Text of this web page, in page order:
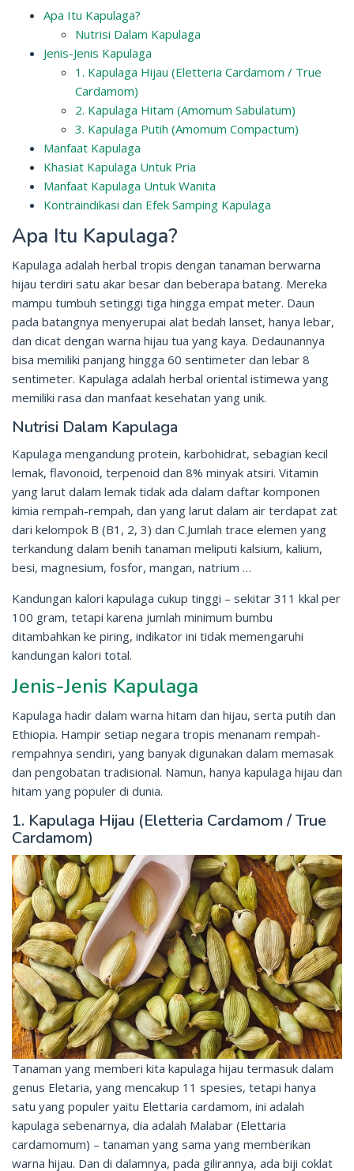
Apa Itu Kapulaga?
Nutrisi Dalam Kapulaga
Jenis-Jenis Kapulaga
1. Kapulaga Hijau (Eletteria Cardamom / True
Cardamom)
2. Kapulaga Hitam (Amomum Sabulatum)
3. Kapulaga Putih (Amomum Compactum)
Manfaat Kapulaga
Khasiat Kapulaga Untuk Pria
Manfaat Kapulaga Untuk Wanita
Kontraindikasi dan Efek Samping Kapulaga
Apa Itu Kapulaga?
Kapulaga adalah herbal tropis dengan tanaman berwarna
hijau terdiri satu akar besar dan beberapa batang. Mereka
mampu tumbuh setinggi tiga hingga empat meter. Daun
pada batangnya menyerupai alat bedah lanset, hanya lebar,
dan dicat dengan warna hijau tua yang kaya. Dedaunannya
bisa memiliki panjang hingga 60 sentimeter dan lebar 8
sentimeter. Kapulaga adalah herbal oriental istimewa yang
memiliki rasa dan manfaat kesehatan yang unik.
Nutrisi Dalam Kapulaga
Kapulaga mengandung protein, karbohidrat, sebagian kecil
lemak, flavonoid, terpenoid dan 8% minyak atsiri. Vitamin
yang larut dalam lemak tidak ada dalam daftar komponen
kimia rempah-rempah, dan yang larut dalam air terdapat zat
dari kelompok B (B1, 2, 3) dan C.Jumlah trace elemen yang
terkandung dalam benih tanaman meliputi kalsium, kalium,
besi, magnesium, fosfor, mangan, natrium …
Kandungan kalori kapulaga cukup tinggi – sekitar 311 kkal per
100 gram, tetapi karena jumlah minimum bumbu
ditambahkan ke piring, indikator ini tidak memengaruhi
kandungan kalori total.
Jenis-Jenis Kapulaga
Kapulaga hadir dalam warna hitam dan hijau, serta putih dan
Ethiopia. Hampir setiap negara tropis menanam rempah-
rempahnya sendiri, yang banyak digunakan dalam memasak
dan pengobatan tradisional. Namun, hanya kapulaga hijau dan
hitam yang populer di dunia.
1. Kapulaga Hijau (Eletteria Cardamom / True
Cardamom)
Tanaman yang memberi kita kapulaga hijau termasuk dalam
genus Eletaria, yang mencakup 11 spesies, tetapi hanya
satu yang populer yaitu Elettaria cardamom, ini adalah
kapulaga sebenarnya, dia adalah Malabar (Elettaria
cardamomum) – tanaman yang sama yang memberikan
warna hijau. Dan di dalamnya, pada gilirannya, ada biji coklat